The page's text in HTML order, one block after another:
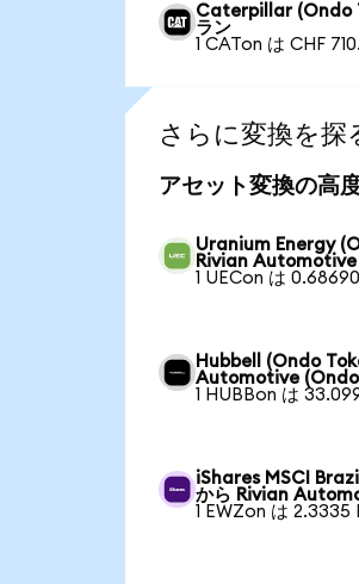
Caterpillar (Ondo
ラン
1 CATon は CHF
さらに変換を探
アセット変換の高
Uranium Energy
Rivian
1 UECon は
Hubbell (Ondo
Automotive
1 HUBBon は
iShares MSCI
から Rivian
1 EWZon は 2.3335